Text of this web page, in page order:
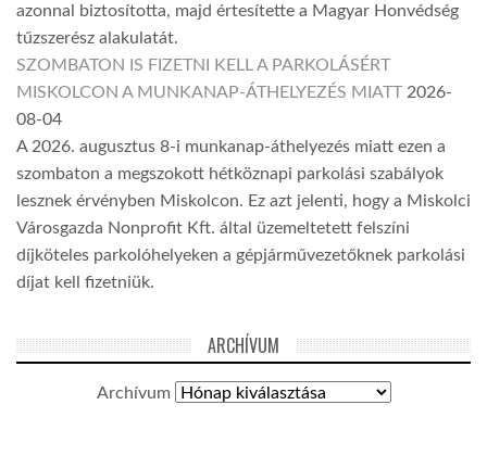
azonnal biztosította, majd értesítette a Magyar Honvédség
tűzszerész alakulatát.
SZOMBATON IS FIZETNI KELL A PARKOLÁSÉRT
MISKOLCON A MUNKANAP-ÁTHELYEZÉS MIATT 2026-
08-04
A 2026. augusztus 8-i munkanap-áthelyezés miatt ezen a
szombaton a megszokott hétköznapi parkolási szabályok
lesznek érvényben Miskolcon. Ez azt jelenti, hogy a Miskolci
Városgazda Nonprofit Kft. által üzemeltetett felszíni
díjköteles parkolóhelyeken a gépjárművezetőknek parkolási
díjat kell fizetniük.
ARCHÍVUM
Archívum